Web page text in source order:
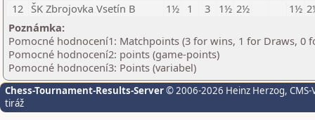
12 ŠK Zbrojovka Vsetín B 1½ 1 3 1½ 2½ 1½
Poznámka:
Pomocné hodnocení1: Matchpoints (3 for wins, 1 for Draws, 0
Pomocné hodnocení2: points (game-points)
Pomocné hodnocení3: Points (variabel)
Chess-Tournament-Results-Server© 2006-2026 Heinz Herzog,
tiráž